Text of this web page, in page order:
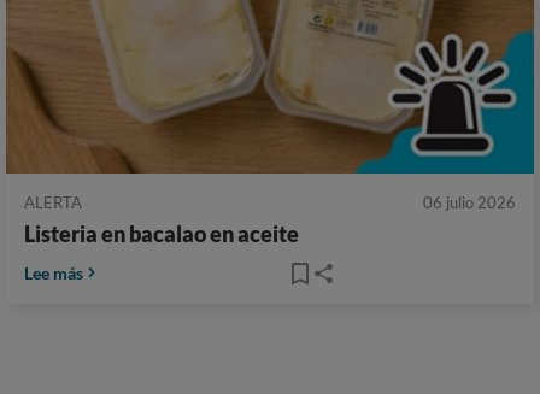
ALERTA 06 julio 2026
Listeria en bacalao en aceite
Lee más